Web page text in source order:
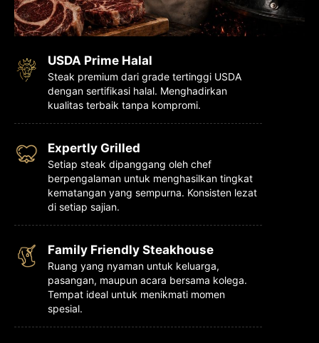
USDA Prime Halal
Steak premium dari grade tertinggi USDA
dengan sertifikasi halal. Menghadirkan
kualitas terbaik tanpa kompromi.
Expertly Grilled
Setiap steak dipanggang oleh chef
berpengalaman untuk menghasilkan tingkat
kematangan yang sempurna. Konsisten lezat
di setiap sajian.
Family Friendly Steakhouse
Ruang yang nyaman untuk keluarga,
pasangan, maupun acara bersama kolega.
Tempat ideal untuk menikmati momen
spesial.